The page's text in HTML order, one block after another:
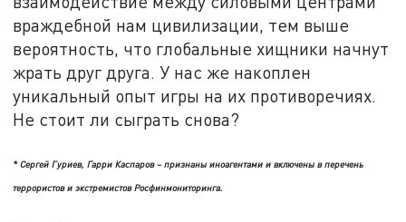
враждебной нам цивилизации, тем выше
вероятность, что глобальные хищники начнут
жрать друг друга. У нас же накоплен
уникальный опыт игры на их противоречиях.
Не стоит ли сыграть снова?
* Сергей Гуриев, Гарри Каспаров – признаны иноагентами и включены в перечень
террористов и экстремистов Росфинмониторинга.